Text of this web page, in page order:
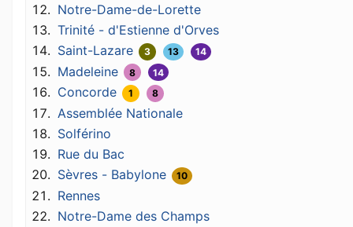
Notre-Dame-de-Lorette
Trinité - d'Estienne d'Orves
Saint-Lazare
3 13 14
Madeleine 8 14
Concorde 1 8
Assemblée Nationale
Solférino
Rue du Bac
Sèvres - Babylone
10
Rennes
Notre-Dame des Champs